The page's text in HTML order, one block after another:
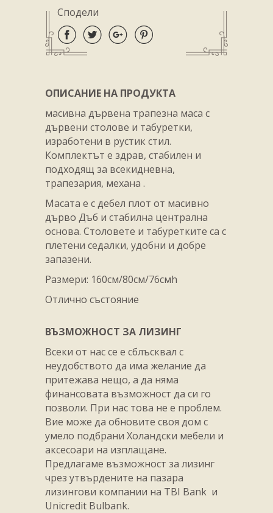
Сподели
ОПИСАНИЕ НА ПРОДУКТА
масивна дървена трапезна маса с
дървени столове и табуретки,
изработени в рустик стил.
Комплектът е здрав, стабилен и
подходящ за всекидневна,
трапезария, механа .
Масата е с дебел плот от масивно
дърво Дъб и стабилна централна
основа. Столовете и табуретките са с
плетени седалки, удобни и добре
запазени.
Размери: 160см/80см/76смh
Отлично състояние
ВЪЗМОЖНОСТ ЗА ЛИЗИНГ
Всеки от нас се е сблъсквал с
неудобството да има желание да
притежава нещо, а да няма
финансовата възможност да си го
позволи. При нас това не е проблем.
Вие може да обновите своя дом с
умело подбрани Холандски мебели и
аксесоари на изплащане.
Предлагаме възможност за лизинг
чрез утвърдените на пазара
лизингови компании на TBI Bank и
Unicredit Bulbank.